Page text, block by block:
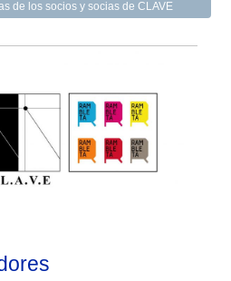
de los socios y socias de CLAVE